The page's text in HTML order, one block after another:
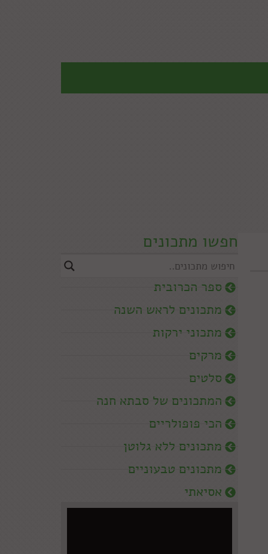
חפשו מתכונים
ספר הכרובית
מתכונים לראש השנה
מתכוני ירקות
מרקים
סלטים
המתכונים של סבתא חנה
הכי פופולריים
מתכונים ללא גלוטן
מתכונים טבעוניים
אסיאתי